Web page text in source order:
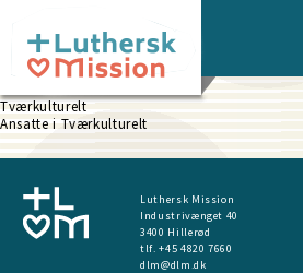
main
content
Tværkulturelt
Ansatte i Tværkulturelt
Luthersk Mission
Industrivænget 40
3400 Hillerød
tlf. +45 4820 7660
dlm@dlm.dk